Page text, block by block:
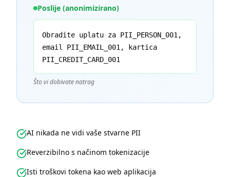
Poslije (anonimizirano)
Obradite uplatu za PII_PERSON_001,
email PII_EMAIL_001, kartica
PII_CREDIT_CARD_001
Što vi dobivate natrag
AI nikada ne vidi vaše stvarne PII
Reverzibilno s načinom tokenizacije
Isti troškovi tokena kao web aplikacija